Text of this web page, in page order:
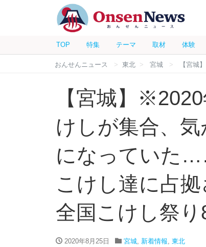
TOP 特集 テーマ 取材 体験
おんせんニュース 東北 宮城 【宮城
【宮城】
けしが集合、
になっていた
こけし達に占拠
全国こけし祭り
2020年8月25日 宮城, 新着情報, 東北